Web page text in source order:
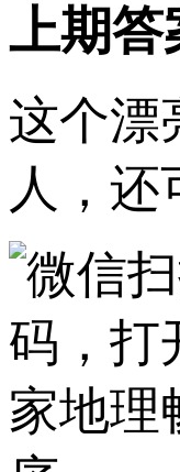
上期答
这个漂
人，还